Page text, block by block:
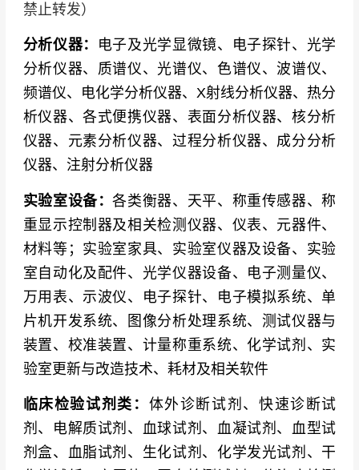
禁止转发）
分析仪器：
电子及光学显微镜、电子探针、光学
分析仪器、质谱仪、光谱仪、色谱仪、波谱仪、
频谱仪、电化学分析仪器、X射线分析仪器、热分
析仪器、各式便携仪器、表面分析仪器、核分析
仪器、元素分析仪器、过程分析仪器、成分分析
仪器、注射分析仪器
实验室设备：各类衡器、天平、称重传感器、称
重显示控制器及相关检测仪器、仪表、元器件、
材料等；实验室家具、实验室仪器及设备、实验
室自动化及配件、光学仪器设备、电子测量仪、
万用表、示波仪、电子探针、电子模拟系统、单
片机开发系统、图像分析处理系统、测试仪器与
装置、校准装置、计量称重系统、化学试剂、实
验室更新与改造技术、耗材及相关软件
临床检验试剂类： 体外诊断试剂、快速诊断试
剂、电解质试剂、血球试剂、血凝试剂、血型试
剂盒、血脂试剂、生化试剂、化学发光试剂、干